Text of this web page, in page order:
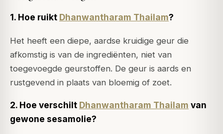
1. Hoe ruikt Dhanwantharam Thailam?
Het heeft een diepe, aardse kruidige geur die
afkomstig is van de ingrediënten, niet van
toegevoegde geurstoffen. De geur is aards en
rustgevend in plaats van bloemig of zoet.
2. Hoe verschilt Dhanwantharam Thailam van
gewone sesamolie?